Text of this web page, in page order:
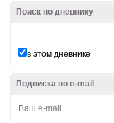
Поиск по дневнику
в этом дневнике
Подписка по e-mail